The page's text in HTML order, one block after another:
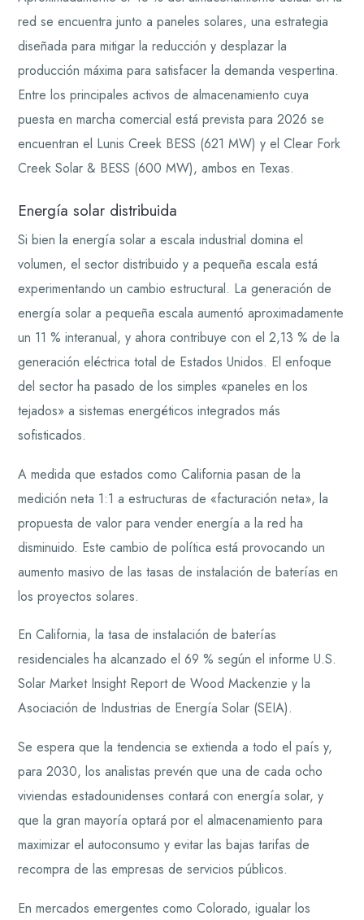
red se encuentra junto a paneles solares, una estrategia
diseñada para mitigar la reducción y desplazar la
producción máxima para satisfacer la demanda vespertina.
Entre los principales activos de almacenamiento cuya
puesta en marcha comercial está prevista para 2026 se
encuentran el Lunis Creek BESS (621 MW) y el Clear Fork
Creek Solar & BESS (600 MW), ambos en Texas.
Energía solar distribuida
Si bien la energía solar a escala industrial domina el
volumen, el sector distribuido y a pequeña escala está
experimentando un cambio estructural. La generación de
energía solar a pequeña escala aumentó aproximadamente
un 11 % interanual, y ahora contribuye con el 2,13 % de la
generación eléctrica total de Estados Unidos. El enfoque
del sector ha pasado de los simples «paneles en los
tejados» a sistemas energéticos integrados más
sofisticados.
A medida que estados como California pasan de la
medición neta 1:1 a estructuras de «facturación neta», la
propuesta de valor para vender energía a la red ha
disminuido. Este cambio de política está provocando un
aumento masivo de las tasas de instalación de baterías en
los proyectos solares.
En California, la tasa de instalación de baterías
residenciales ha alcanzado el 69 % según el informe U.S.
Solar Market Insight Report de Wood Mackenzie y la
Asociación de Industrias de Energía Solar (SEIA).
Se espera que la tendencia se extienda a todo el país y,
para 2030, los analistas prevén que una de cada ocho
viviendas estadounidenses contará con energía solar, y
que la gran mayoría optará por el almacenamiento para
maximizar el autoconsumo y evitar las bajas tarifas de
recompra de las empresas de servicios públicos.
En mercados emergentes como Colorado, igualar los